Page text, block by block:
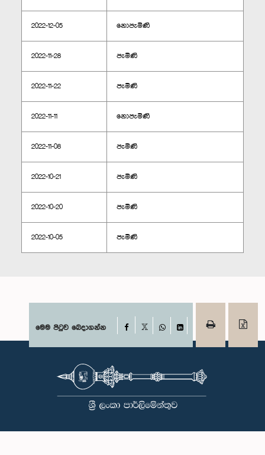
2022-12-05 නොපැමිණි
2022-11-28 පැමිණි
2022-11-22 පැමිණි
2022-11-11 නොපැමිණි
2022-11-08 පැමිණි
2022-10-21 පැමිණි
2022-10-20 පැමිණි
2022-10-05 පැමිණි
මෙම පිටුව බෙදාගන්න Facebook
WhatsAppLinkedIn